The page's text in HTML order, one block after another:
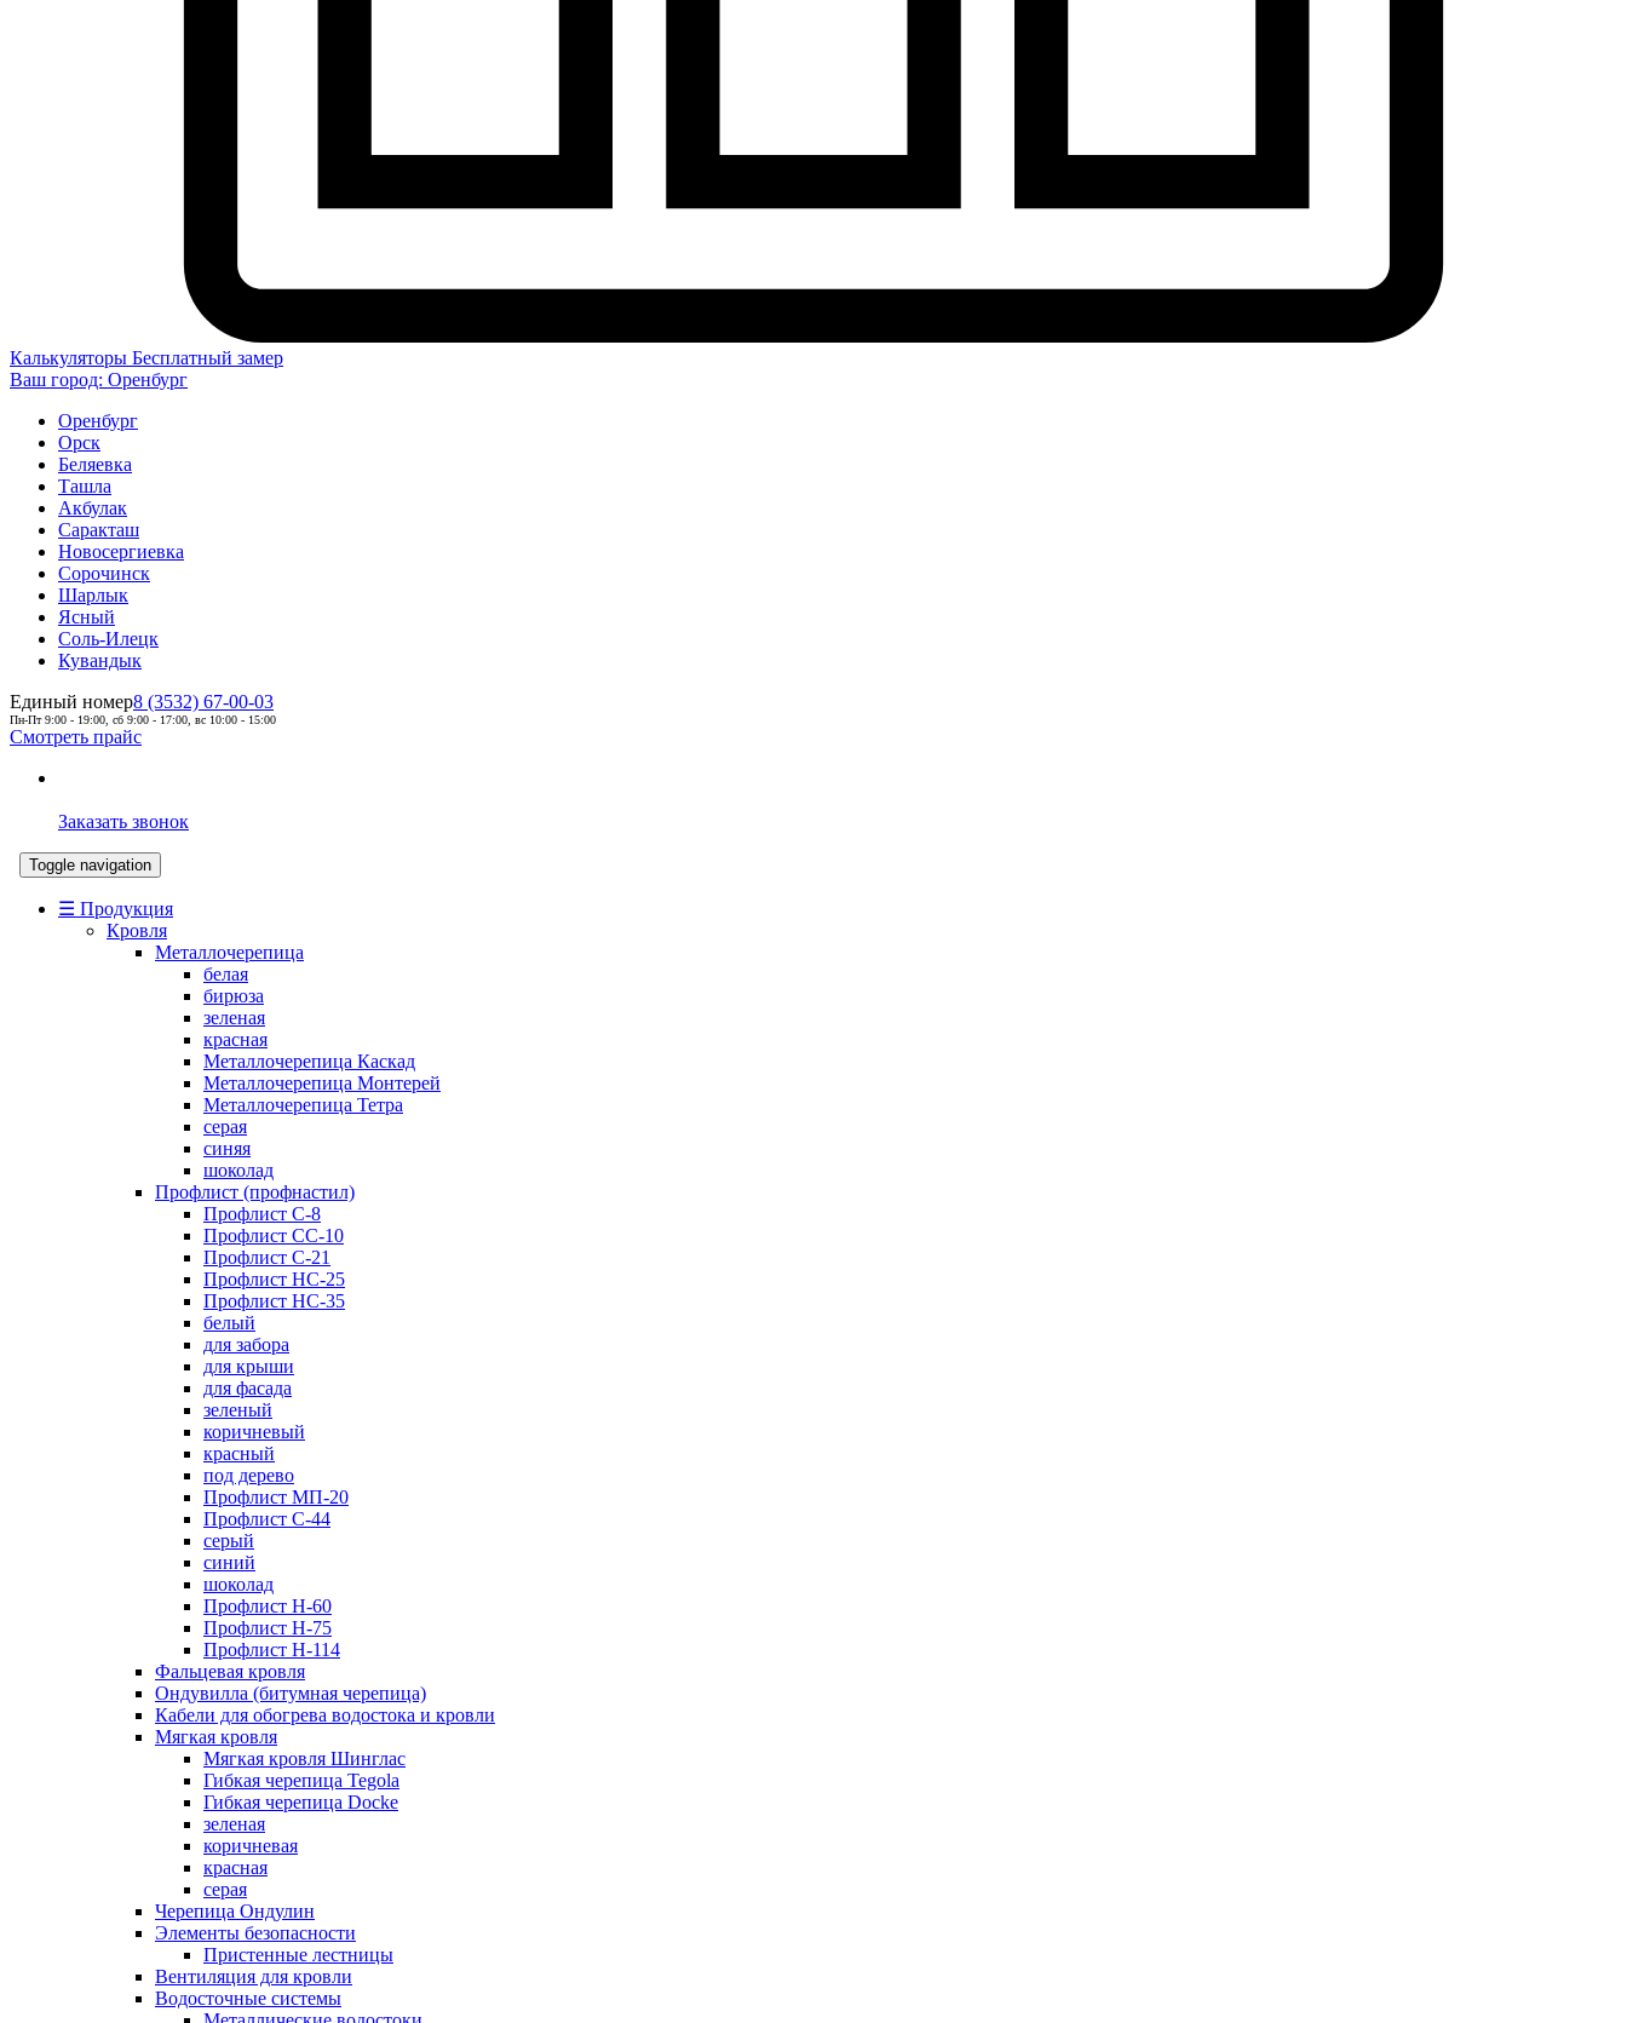
Калькуляторы Бесплатный замер
Ваш город: Оренбург
Оренбург
Орск
Беляевка
Ташла
Акбулак
Саракташ
Новосергиевка
Сорочинск
Шарлык
Ясный
Соль-Илецк
Кувандык
Единый номер8 (3532) 67-00-03
Пн-Пт 9:00 - 19:00, сб 9:00 - 17:00, вс 10:00 - 15:00
Смотреть прайс
Заказать звонок
Toggle navigation
☰ Продукция
Кровля
Металлочерепица
белая
бирюза
зеленая
красная
Металлочерепица Каскад
Металлочерепица Монтерей
Металлочерепица Тетра
серая
синяя
шоколад
Профлист (профнастил)
Профлист С-8
Профлист СС-10
Профлист C-21
Профлист НС-25
Профлист НС-35
белый
для забора
для крыши
для фасада
зеленый
коричневый
красный
под дерево
Профлист МП-20
Профлист С-44
серый
синий
шоколад
Профлист Н-60
Профлист Н-75
Профлист H-114
Фальцевая кровля
Ондувилла (битумная черепица)
Кабели для обогрева водостока и кровли
Мягкая кровля
Мягкая кровля Шинглас
Гибкая черепица Tegola
Гибкая черепица Docke
зеленая
коричневая
красная
серая
Черепица Ондулин
Элементы безопасности
Пристенные лестницы
Вентиляция для кровли
Водосточные системы